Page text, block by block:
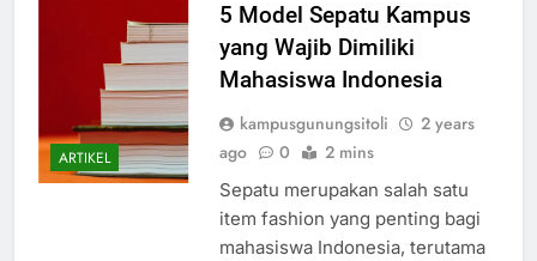
ARTIKEL
5 Model Sepatu Kampus
yang Wajib Dimiliki
Mahasiswa Indonesia
kampusgunungsitoli
2 years
ago
0 2 mins
Sepatu merupakan salah satu
item fashion yang penting bagi
mahasiswa Indonesia, terutama